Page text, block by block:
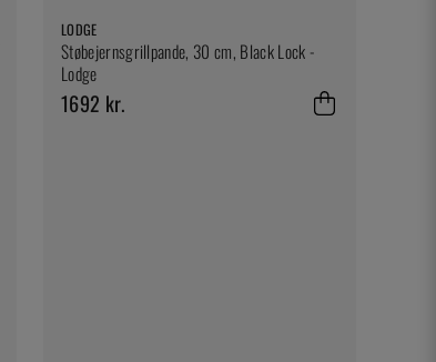
LODGE
Støbejernsgrillpande, 30 cm, Black Lock -
Lodge
1692 kr.